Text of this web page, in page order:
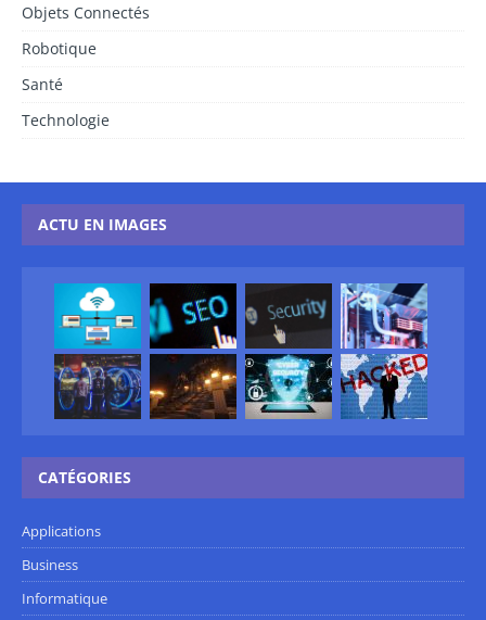
Objets Connectés
Robotique
Santé
Technologie
ACTU EN IMAGES
CATÉGORIES
Applications
Business
Informatique